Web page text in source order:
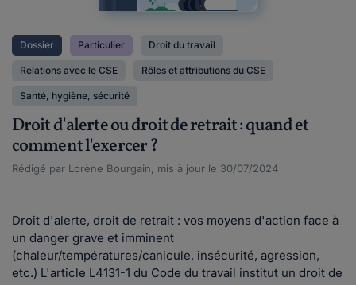
Dossier Particulier Droit du travail
Relations avec le CSE Rôles et attributions du CSE
Santé, hygiène, sécurité
Droit d'alerte ou droit de retrait : quand et
comment l'exercer ?
Rédigé par Lorène Bourgain, mis à jour le 30/07/2024
Droit d'alerte, droit de retrait : vos moyens d'action face à
un danger grave et imminent
(chaleur/températures/canicule, insécurité, agression,
etc.) L'article L4131-1 du Code du travail institut un droit de